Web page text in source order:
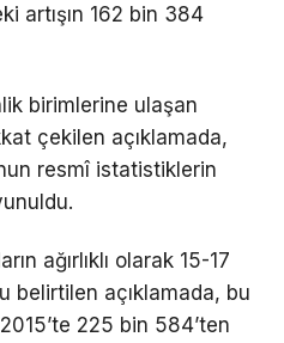
artışın 162 bin 384
birimlerine ulaşan
çekilen açıklamada,
resmî istatistiklerin
ağırlıklı olarak 15-17
belirtilen açıklamada, bu
225 bin 584’ten